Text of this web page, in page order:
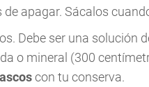
apagar. Sácalos
Debe ser una solución
o mineral (300
con tu conserva.